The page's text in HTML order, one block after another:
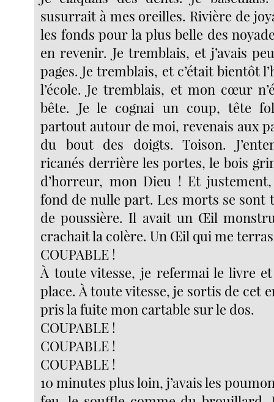
susurrait à mes oreilles. Rivière de
les fonds pour la plus belle des
en revenir. Je tremblais, et j’avais
pages. Je tremblais, et c’était bientôt
l’école. Je tremblais, et mon cœur
bête. Je le cognai un coup, tête
partout autour de moi, revenais aux
du bout des doigts. Toison.
ricanés derrière les portes, le bois
d’horreur, mon Dieu ! Et
fond de nulle part. Les morts se sont
de poussière. Il avait un Œil
crachait la colère. Un Œil qui me
COUPABLE !
À toute vitesse, je refermai le livre
place. À toute vitesse, je sortis de cet
pris la fuite mon cartable sur le dos.
COUPABLE !
COUPABLE !
COUPABLE !
10 minutes plus loin, j’avais les